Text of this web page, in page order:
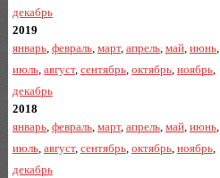
декабрь
2019
январь, февраль, март, апрель, май, июнь,
июль, август, сентябрь, октябрь, ноябрь,
декабрь
2018
январь, февраль, март, апрель, май, июнь,
июль, август, сентябрь, октябрь, ноябрь,
декабрь